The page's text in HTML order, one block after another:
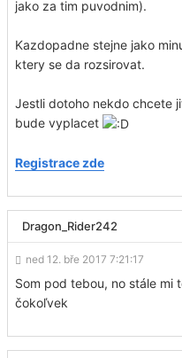
jako za tim puvodnim).
Kazdopadne stejne jako
ktery se da rozsirovat.
Jestli dotoho nekdo chcete
bude vyplacet
Registrace zde
Dragon_Rider242
ned 12. bře 2017 7:21:17
Som pod tebou, no stále mi
čokoľvek